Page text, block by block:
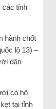
các tỉnh
hành chốt
lộ 13) –
dân
có hộ
tại tỉnh